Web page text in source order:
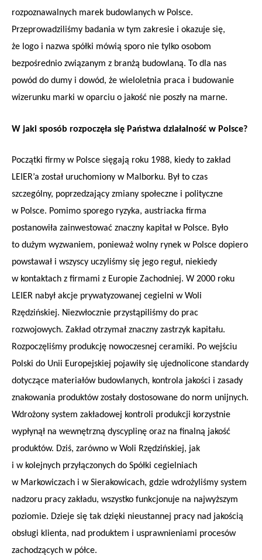
rozpoznawalnych marek budowlanych w Polsce.
Przeprowadziliśmy badania w tym zakresie i okazuje się,
że logo i nazwa spółki mówią sporo nie tylko osobom
bezpośrednio związanym z branżą budowlaną. To dla nas
powód do dumy i dowód, że wieloletnia praca i budowanie
wizerunku marki w oparciu o jakość nie poszły na marne.
W jaki sposób rozpoczęła się Państwa działalność w Polsce?
Początki firmy w Polsce sięgają roku 1988, kiedy to zakład
LEIER’a został uruchomiony w Malborku. Był to czas
szczególny, poprzedzający zmiany społeczne i polityczne
w Polsce. Pomimo sporego ryzyka, austriacka firma
postanowiła zainwestować znaczny kapitał w Polsce. Było
to dużym wyzwaniem, ponieważ wolny rynek w Polsce dopiero
powstawał i wszyscy uczyliśmy się jego reguł, niekiedy
w kontaktach z firmami z Europie Zachodniej. W 2000 roku
LEIER nabył akcje prywatyzowanej cegielni w Woli
Rzędzińskiej. Niezwłocznie przystąpiliśmy do prac
rozwojowych. Zakład otrzymał znaczny zastrzyk kapitału.
Rozpoczęliśmy produkcję nowoczesnej ceramiki. Po wejściu
Polski do Unii Europejskiej pojawiły się ujednolicone standardy
dotyczące materiałów budowlanych, kontrola jakości i zasady
znakowania produktów zostały dostosowane do norm unijnych.
Wdrożony system zakładowej kontroli produkcji korzystnie
wypłynął na wewnętrzną dyscyplinę oraz na finalną jakość
produktów. Dziś, zarówno w Woli Rzędzińskiej, jak
i w kolejnych przyłączonych do Spółki cegielniach
w Markowiczach i w Sierakowicach, gdzie wdrożyliśmy system
nadzoru pracy zakładu, wszystko funkcjonuje na najwyższym
poziomie. Dzieje się tak dzięki nieustannej pracy nad jakością
obsługi klienta, nad produktem i usprawnieniami procesów
zachodzących w półce.